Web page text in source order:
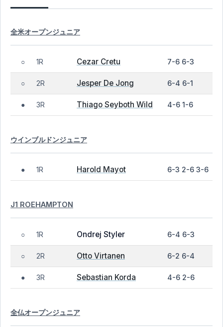
全米オープンジュニア
○ 1R Cezar Cretu 7-6 6-3
○ 2R Jesper De Jong 6-4 6-1
● 3R Thiago Seyboth Wild 4-6 1-6
ウインブルドンジュニア
● 1R Harold Mayot 6-3 2-6 3-6
J1 ROEHAMPTON
○ 1R Ondrej Styler 6-4 6-3
○ 2R Otto Virtanen 6-2 6-4
● 3R Sebastian Korda 4-6 2-6
全仏オープンジュニア